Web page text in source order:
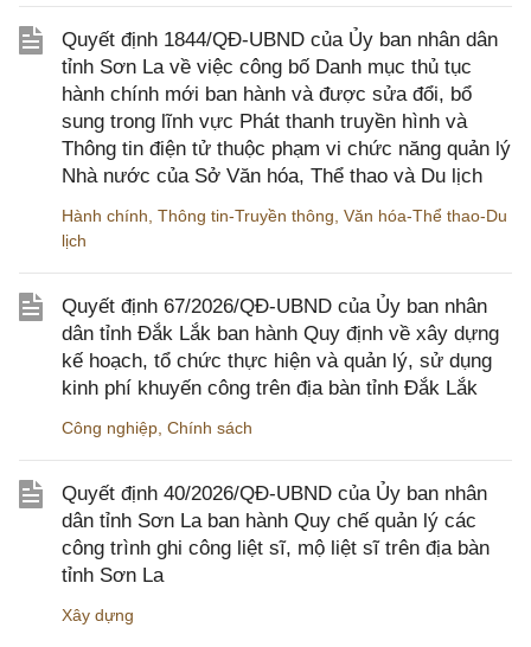
Quyết định 1844/QĐ-UBND của Ủy ban nhân dân
tỉnh Sơn La về việc công bố Danh mục thủ tục
hành chính mới ban hành và được sửa đổi, bổ
sung trong lĩnh vực Phát thanh truyền hình và
Thông tin điện tử thuộc phạm vi chức năng quản lý
Nhà nước của Sở Văn hóa, Thể thao và Du lịch
Hành chính, Thông tin-Truyền thông, Văn hóa-Thể thao-Du
lịch
Quyết định 67/2026/QĐ-UBND của Ủy ban nhân
dân tỉnh Đắk Lắk ban hành Quy định về xây dựng
kế hoạch, tổ chức thực hiện và quản lý, sử dụng
kinh phí khuyến công trên địa bàn tỉnh Đắk Lắk
Công nghiệp, Chính sách
Quyết định 40/2026/QĐ-UBND của Ủy ban nhân
dân tỉnh Sơn La ban hành Quy chế quản lý các
công trình ghi công liệt sĩ, mộ liệt sĩ trên địa bàn
tỉnh Sơn La
Xây dựng